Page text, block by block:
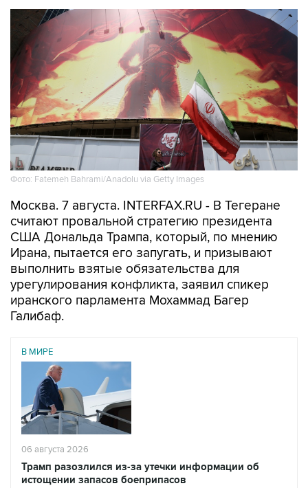
Фото: Fatemeh Bahrami/Anadolu via Getty Images
Москва. 7 августа. INTERFAX.RU - В Тегеране
считают провальной стратегию президента
США Дональда Трампа, который, по мнению
Ирана, пытается его запугать, и призывают
выполнить взятые обязательства для
урегулирования конфликта, заявил спикер
иранского парламента Мохаммад Багер
Галибаф.
В МИРЕ
06 августа 2026
Трамп разозлился из-за утечки информации об
истощении запасов боеприпасов